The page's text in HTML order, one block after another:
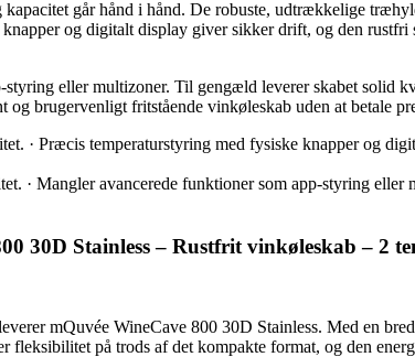
går hånd i hånd. De robuste, udtrækkelige
og digitalt display giver sikker drift, og den
eller multizoner. Til gengæld leverer skabet solid
brugervenligt fritstående vinkøleskab uden at betale
· Præcis temperaturstyring med fysiske knapper og
· Mangler avancerede funktioner som app-styring eller
30D Stainless – Rustfrit vinkøleskab – 2
mQuvée WineCave 800 30D Stainless. Med en
fleksibilitet på trods af det kompakte format, og den